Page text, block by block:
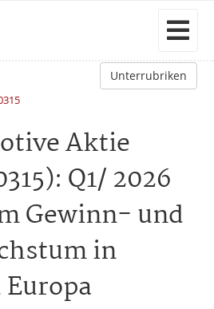
Unterrubriken
Aktie
Q1/ 2026
Gewinn- und
in